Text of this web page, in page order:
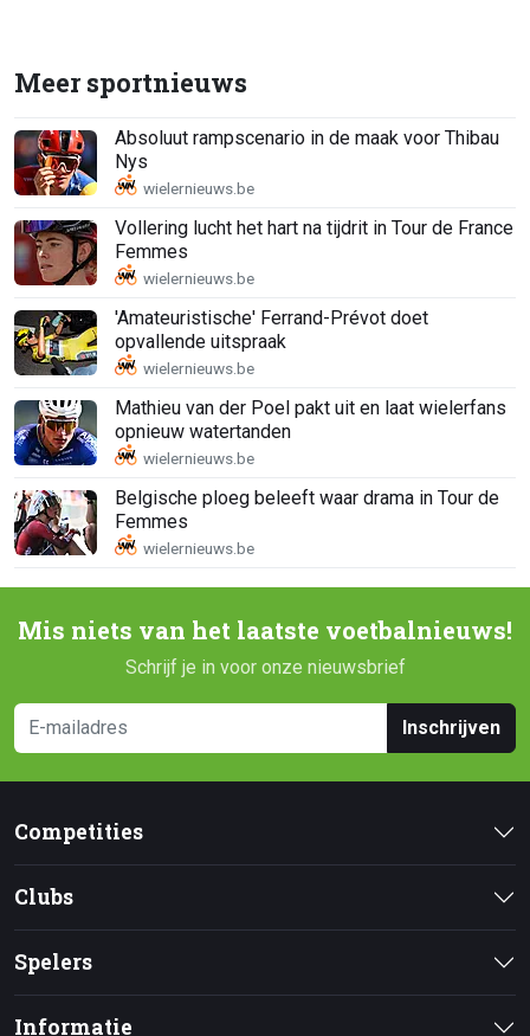
Meer sportnieuws
Absoluut rampscenario in de maak voor Thibau
Nys
Vollering lucht het hart na tijdrit in Tour de France
Femmes
'Amateuristische' Ferrand-Prévot doet
opvallende uitspraak
Mathieu van der Poel pakt uit en laat wielerfans
opnieuw watertanden
Belgische ploeg beleeft waar drama in Tour de
Femmes
Mis niets van het laatste voetbalnieuws!
Schrijf je in voor onze nieuwsbrief
Inschrijven
Competities
Clubs
Spelers
Informatie